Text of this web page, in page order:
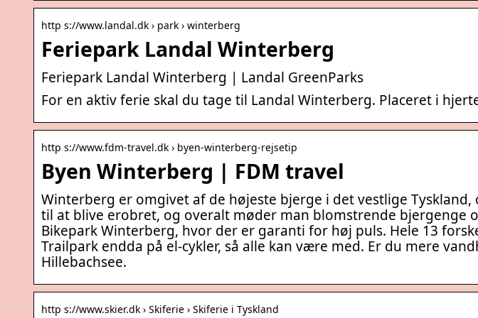
http s://www.landal.dk › park › winterberg
Feriepark Landal Winterberg
Feriepark Landal Winterberg | Landal GreenParks
For en aktiv ferie skal du tage til Landal Winterberg. Placeret i
http s://www.fdm-travel.dk › byen-winterberg-rejsetip
Byen Winterberg | FDM travel
Winterberg er omgivet af de højeste bjerge i det vestlige
til at blive erobret, og overalt møder man blomstrende bjergenge
Bikepark Winterberg, hvor der er garanti for høj puls. Hele 13
Trailpark endda på el-cykler, så alle kan være med. Er du mere
Hillebachsee.
http s://www.skier.dk › Skiferie › Skiferie i Tyskland